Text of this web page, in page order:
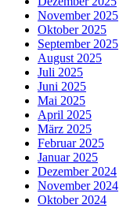
November 2025
Oktober 2025
September 2025
August 2025
Juli 2025
Juni 2025
Mai 2025
April 2025
März 2025
Februar 2025
Januar 2025
Dezember 2024
November 2024
Oktober 2024